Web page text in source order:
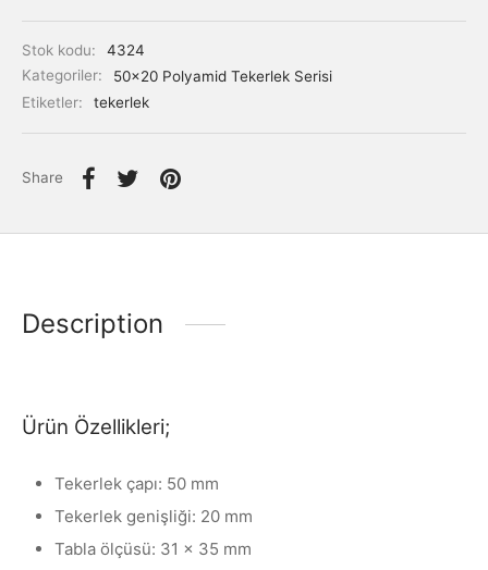
Stok kodu:
4324
Kategoriler:
50x20 Polyamid Tekerlek Serisi
Etiketler:
tekerlek
Share
Description
Ürün Özellikleri;
Tekerlek çapı: 50 mm
Tekerlek genişliği: 20 mm
Tabla ölçüsü: 31 x 35 mm